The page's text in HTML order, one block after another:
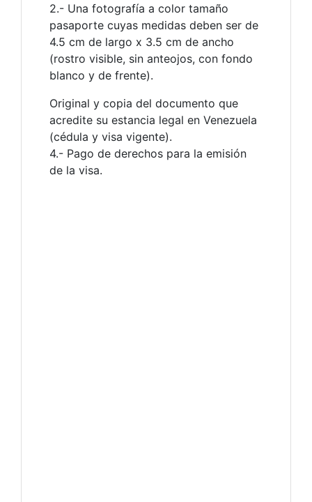
2.- Una fotografía a color tamaño
pasaporte cuyas medidas deben ser de
4.5 cm de largo x 3.5 cm de ancho
(rostro visible, sin anteojos, con fondo
blanco y de frente).
Original y copia del documento que
acredite su estancia legal en Venezuela
(cédula y visa vigente).
4.- Pago de derechos para la emisión
de la visa.